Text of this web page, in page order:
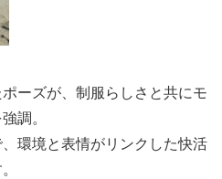
ーズが、制服らしさと共にモ
調。
環境と表情がリンクした快活